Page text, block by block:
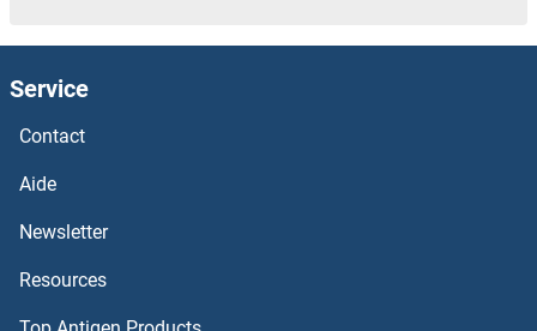
GCNT7 Kits ELISA
GCNT3 Kits ELISA
GCLM Kits ELISA
GCLC Kits ELISA
Service
Contact
Aide
Newsletter
Resources